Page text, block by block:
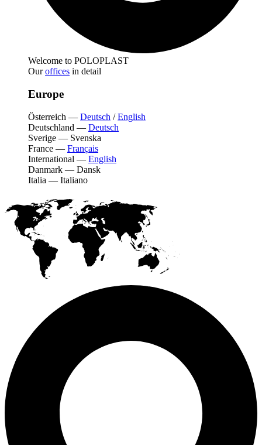
Welcome to POLOPLAST
Ouroffices in detail
Europe
Österreich — Deutsch /English
Deutschland — Deutsch
Sverige — Svenska
France — Français
International — English
Danmark — Dansk
Italia — Italiano